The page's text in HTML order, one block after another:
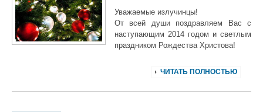
Уважаемые излучинцы!
От всей души поздравляем Вас с
наступающим 2014 годом и светлым
праздником Рождества Христова!
ЧИТАТЬ ПОЛНОСТЬЮ